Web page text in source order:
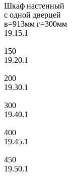
Шкаф настенный
с одной дверцей
в=913мм г=300мм
19.15.1
150
19.20.1
200
19.30.1
300
19.40.1
400
19.45.1
450
19.50.1